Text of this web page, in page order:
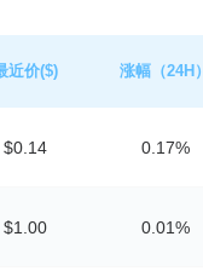
近价($) 涨幅（24H）
$0.14 0.17%
$1.00 0.01%